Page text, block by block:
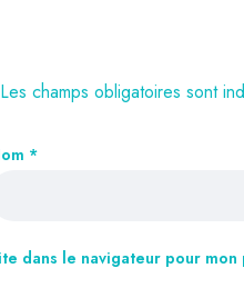
Les champs obligatoires sont
*
dans le navigateur pour